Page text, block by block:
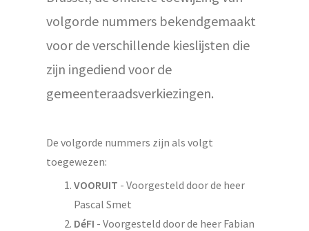
volgorde nummers bekendgemaakt
voor de verschillende kieslijsten die
zijn ingediend voor de
gemeenteraadsverkiezingen.
De volgorde nummers zijn als volgt
toegewezen:
VOORUIT - Voorgesteld door de heer
Pascal Smet
DéFI - Voorgesteld door de heer Fabian